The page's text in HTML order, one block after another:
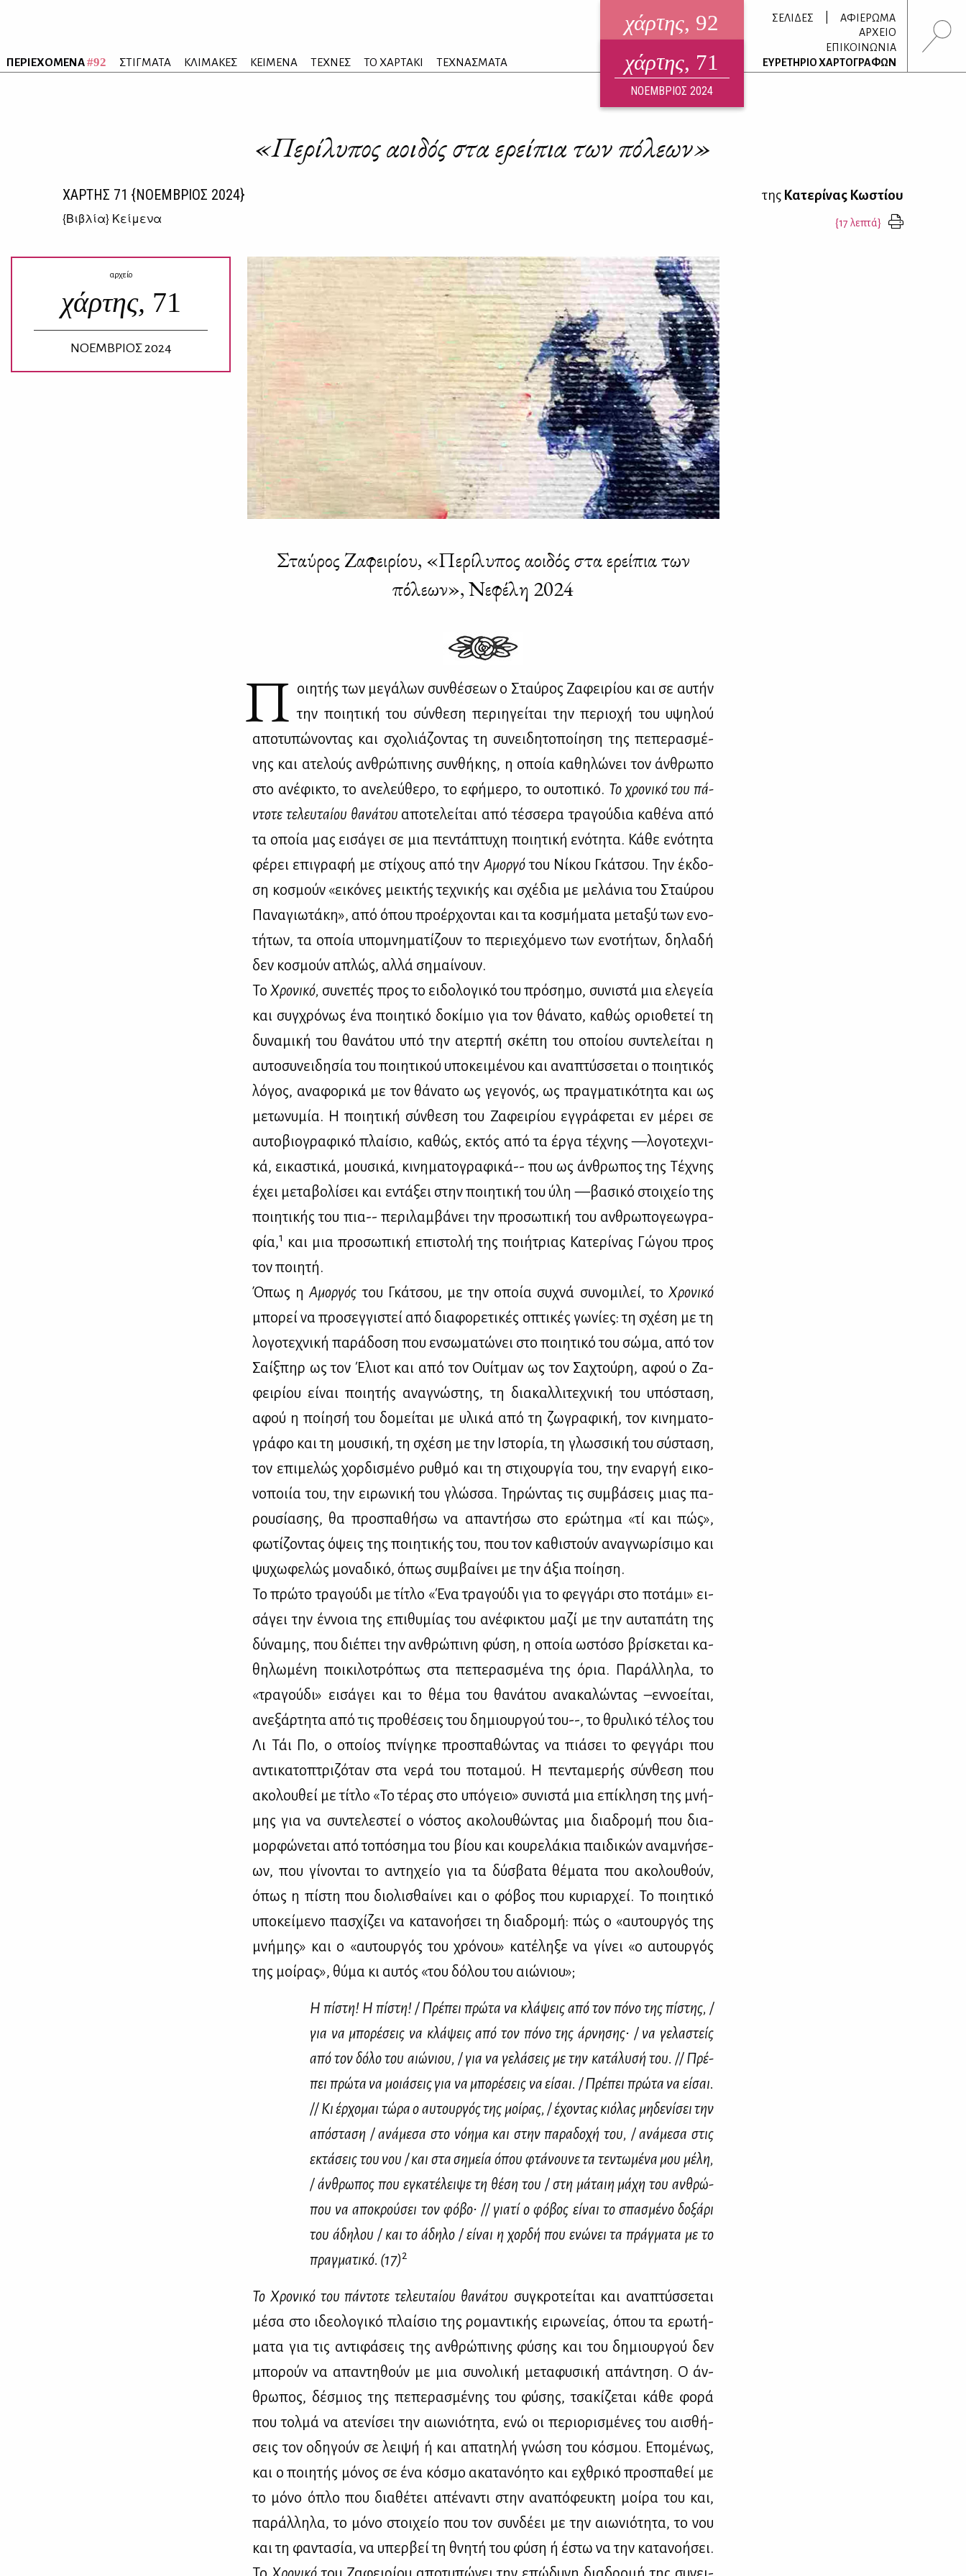
ΠΕΡΙΕΧΟΜΕΝΑ#92 ΣΤΙΓΜΑΤΑ ΚΛΙΜΑΚΕΣ ΚΕΙΜΕΝΑ ΤΕΧΝΕΣ ΤΟ ΧΑΡΤΑΚΙ ΤΕΧΝΑΣΜΑΤΑ
χάρτης, 92
ηλεκτρονικό περιοδικό
ΑΥΓΟΥΣΤΟΣ 2026
χάρτης, 71
ΝΟΕΜΒΡΙΟΣ 2024
ΣΕΛΙΔΕΣ
ΑΦΙΕΡΩΜΑ
ΑΡΧΕΙΟ
ΕΠΙΚΟΙΝΩΝΙΑ
ΕΥΡΕΤΗΡΙΟ ΧΑΡΤΟΓΡΑΦΩΝ
«Περίλυπος αοιδός στα ερείπια των πόλεων»
ΧΑΡΤΗΣ 71 {ΝΟΕΜΒΡΙΟΣ 2024}
{Βιβλία} Κείμενα
της Κατερίνας Κωστίου
{17 λεπτά}
αρχείο
χάρτης, 71
ΝΟΕΜΒΡΙΟΣ 2024
Σταύρος Ζαφειρίου, «Περίλυπος αοιδός στα ερείπια των
πόλεων», Νεφέλη 2024
Π οι­η­τής των με­γά­λων συν­θέ­σε­ων ο Σταύ­ρος Ζα­φει­ρί­ου και σε αυ­τήν
την ποι­η­τι­κή του σύν­θε­ση πε­ρι­η­γεί­ται την πε­ριο­χή του υψη­λού
απο­τυ­πώ­νο­ντας και σχο­λιά­ζο­ντας τη συ­νει­δη­το­ποί­η­ση της πε­πε­ρα­σμέ­
νης και ατε­λούς αν­θρώ­πι­νης συν­θή­κης, η οποία κα­θη­λώ­νει τον άν­θρω­πο
στο ανέ­φι­κτο, το ανε­λεύ­θε­ρο, το εφή­με­ρο, το ου­το­πι­κό. Το χρο­νι­κό του πά­
ντο­τε τε­λευ­ταί­ου θα­νά­του απο­τε­λεί­ται από τέσ­σε­ρα τρα­γού­δια κα­θέ­να από
τα οποία μας ει­σά­γει σε μια πε­ντά­πτυ­χη ποι­η­τι­κή ενό­τη­τα. Κά­θε ενό­τη­τα
φέ­ρει επι­γρα­φή με στί­χους από την Αμορ­γότου Νί­κου Γκά­τσου. Την έκ­δο­
ση κο­σμούν «ει­κό­νες μει­κτής τε­χνι­κής και σχέ­δια με με­λά­νια του Σταύ­ρου
Πα­να­γιω­τά­κη», από όπου προ­έρ­χο­νται και τα κο­σμή­μα­τα με­τα­ξύ των ενο­
τή­των, τα οποία υπο­μνη­μα­τί­ζουν το πε­ριε­χό­με­νο των ενο­τή­των, δη­λα­δή
δεν κο­σμούν απλώς, αλ­λά ση­μαί­νουν.
ΤοΧρο­νι­κό, συ­νε­πές προς το ει­δο­λο­γι­κό του πρό­ση­μο, συ­νι­στά μια ελε­γεία
και συγ­χρό­νως ένα ποι­η­τι­κό δο­κί­μιο για τον θά­να­το, κα­θώς οριο­θε­τεί τη
δυ­να­μι­κή του θα­νά­του υπό την ατερ­πή σκέ­πη του οποί­ου συ­ντε­λεί­ται η
αυ­το­συ­νει­δη­σία του ποι­η­τι­κού υπο­κει­μέ­νου και ανα­πτύσ­σε­ται ο ποι­η­τι­κός
λό­γος, ανα­φο­ρι­κά με τον θά­να­το ως γε­γο­νός, ως πραγ­μα­τι­κό­τη­τα και ως
με­τω­νυ­μία. Η ποι­η­τι­κή σύν­θε­ση του Ζα­φει­ρί­ου εγ­γρά­φε­ται εν μέ­ρει σε
αυ­το­βιο­γρα­φι­κό πλαί­σιο, κα­θώς, εκτός από τα έρ­γα τέ­χνης —λο­γο­τε­χνι­
κά, ει­κα­στι­κά, μου­σι­κά, κι­νη­μα­το­γρα­φι­κά-- που ως άν­θρω­πος της Τέ­χνης
έχει με­τα­βο­λί­σει και εντά­ξει στην ποι­η­τι­κή του ύλη —βα­σι­κό στοι­χείο της
ποι­η­τι­κής του πια-- πε­ρι­λαμ­βά­νει την προ­σω­πι­κή του αν­θρω­πο­γε­ω­γρα­
φία,1
και μια προ­σω­πι­κή επι­στο­λή της ποι­ή­τριας Κα­τε­ρί­νας Γώ­γου προς
τον ποι­η­τή.
Όπως ηΑμορ­γός του Γκά­τσου, με την οποία συ­χνά συ­νο­μι­λεί, τοΧρο­νι­κό
μπο­ρεί να προ­σεγ­γι­στεί από δια­φο­ρε­τι­κές οπτι­κές γω­νί­ες: τη σχέ­ση με τη
λο­γο­τε­χνι­κή πα­ρά­δο­ση που εν­σω­μα­τώ­νει στο ποι­η­τι­κό του σώ­μα, από τον
Σαίξ­πηρ ως τον Έλιοτ και από τον Ουί­τμαν ως τον Σα­χτού­ρη, αφού ο Ζα­
φει­ρί­ου εί­ναι ποι­η­τής ανα­γνώ­στης, τη δια­καλ­λι­τε­χνι­κή του υπό­στα­ση,
αφού η ποί­η­σή του δο­μεί­ται με υλι­κά από τη ζω­γρα­φι­κή, τον κι­νη­μα­το­
γρά­φο και τη μου­σι­κή, τη σχέ­ση με την Ιστο­ρία, τη γλωσ­σι­κή του σύ­στα­ση,
τον επι­με­λώς χορ­δι­σμέ­νο ρυθ­μό και τη στι­χουρ­γία του, την εναρ­γή ει­κο­
νο­ποι­ία του, την ει­ρω­νι­κή του γλώσ­σα. Τη­ρώ­ντας τις συμ­βά­σεις μιας πα­
ρου­σί­α­σης, θα προ­σπα­θή­σω να απα­ντή­σω στο ερώ­τη­μα «τί και πώς»,
φω­τί­ζο­ντας όψεις της ποι­η­τι­κής του, που τον κα­θι­στούν ανα­γνω­ρί­σι­μο και
ψυ­χω­φε­λώς μο­να­δι­κό, όπως συμ­βαί­νει με την άξια ποί­η­ση.
Το πρώ­το τρα­γού­δι με τί­τλο «Ένα τρα­γού­δι για το φεγ­γά­ρι στο πο­τά­μι» ει­
σά­γει την έν­νοια της επι­θυ­μί­ας του ανέ­φι­κτου μα­ζί με την αυ­τα­πά­τη της
δύ­να­μης, που διέ­πει την αν­θρώ­πι­νη φύ­ση, η οποία ωστό­σο βρί­σκε­ται κα­
θη­λω­μέ­νη ποι­κι­λο­τρό­πως στα πε­πε­ρα­σμέ­να της όρια. Πα­ράλ­λη­λα, το
«τρα­γού­δι» ει­σά­γει και το θέ­μα του θα­νά­του ανα­κα­λώ­ντας –εν­νο­εί­ται,
ανε­ξάρ­τη­τα από τις προ­θέ­σεις του δη­μιουρ­γού του--, το θρυ­λι­κό τέ­λος του
Λι Τάι Πο, ο οποί­ος πνί­γη­κε προ­σπα­θώ­ντας να πιά­σει το φεγ­γά­ρι που
αντι­κα­το­πτρι­ζό­ταν στα νε­ρά του πο­τα­μού. Η πε­ντα­με­ρής σύν­θε­ση που
ακο­λου­θεί με τί­τλο «Το τέ­ρας στο υπό­γειο» συ­νι­στά μια επί­κλη­ση της μνή­
μης για να συ­ντε­λε­στεί ο νό­στος ακο­λου­θώ­ντας μια δια­δρο­μή που δια­
μορ­φώ­νε­ται από το­πό­ση­μα του βί­ου και κου­ρε­λά­κια παι­δι­κών ανα­μνή­σε­
ων, που γί­νο­νται το αντη­χείο για τα δύ­σβα­τα θέ­μα­τα που ακο­λου­θούν,
όπως η πί­στη που διο­λι­σθαί­νει και ο φό­βος που κυ­ριαρ­χεί. Το ποι­η­τι­κό
υπο­κεί­με­νο πα­σχί­ζει να κα­τα­νο­ή­σει τη δια­δρο­μή: πώς ο «αυ­τουρ­γός της
μνή­μης» και ο «αυ­τουρ­γός του χρό­νου» κα­τέ­λη­ξε να γί­νει «ο αυ­τουρ­γός
της μοί­ρας», θύ­μα κι αυ­τός «του δό­λου του αιώ­νιου»;
Η πί­στη! Η πί­στη! / Πρέ­πει πρώ­τα να κλά­ψεις από τον πό­νο της πί­στης, /
για να μπο­ρέ­σεις να κλά­ψεις από τον πό­νο της άρ­νη­σης∙ / να γε­λα­στείς
από τον δό­λο του αιώ­νιου, / για να γε­λά­σεις με την κα­τά­λυ­σή του. // Πρέ­
πει πρώ­τα να μοιά­σεις για να μπο­ρέ­σεις να εί­σαι. / Πρέ­πει πρώ­τα να εί­σαι.
// Κι έρ­χο­μαι τώ­ρα ο αυ­τουρ­γός της μοί­ρας, / έχο­ντας κιό­λας μη­δε­νί­σει την
από­στα­ση / ανά­με­σα στο νό­η­μα και στην πα­ρα­δο­χή του, / ανά­με­σα στις
εκτά­σεις του νου / και στα ση­μεία όπου φτά­νου­νε τα τε­ντω­μέ­να μου μέ­λη,
/ άν­θρω­πος που εγκα­τέ­λει­ψε τη θέ­ση του / στη μά­ταιη μά­χη του αν­θρώ­
που να απο­κρού­σει τον φό­βο∙ // για­τί ο φό­βος εί­ναι το σπα­σμέ­νο δο­ξά­ρι
του άδη­λου / και το άδη­λο / εί­ναι η χορ­δή που ενώ­νει τα πράγ­μα­τα με το
πραγ­μα­τι­κό. (17)2
Το Χρο­νι­κό του πά­ντο­τε τε­λευ­ταί­ου θα­νά­του συ­γκρο­τεί­ται και ανα­πτύσ­σε­ται
μέ­σα στο ιδε­ο­λο­γι­κό πλαί­σιο της ρο­μα­ντι­κής ει­ρω­νεί­ας, όπου τα ερω­τή­
μα­τα για τις αντι­φά­σεις της αν­θρώ­πι­νης φύ­σης και του δη­μιουρ­γού δεν
μπο­ρούν να απα­ντη­θούν με μια συ­νο­λι­κή με­τα­φυ­σι­κή απά­ντη­ση. Ο άν­
θρω­πος, δέ­σμιος της πε­πε­ρα­σμέ­νης του φύ­σης, τσα­κί­ζε­ται κά­θε φο­ρά
που τολ­μά να ατε­νί­σει την αιω­νιό­τη­τα, ενώ οι πε­ριο­ρι­σμέ­νες του αι­σθή­
σεις τον οδη­γούν σε λει­ψή ή και απα­τη­λή γνώ­ση του κό­σμου. Επο­μέ­νως,
και ο ποι­η­τής μό­νος σε ένα κό­σμο ακα­τα­νό­η­το και εχθρι­κό προ­σπα­θεί με
το μό­νο όπλο που δια­θέ­τει απέ­να­ντι στην ανα­πό­φευ­κτη μοί­ρα του και,
πα­ράλ­λη­λα, το μό­νο στοι­χείο που τον συν­δέ­ει με την αιω­νιό­τη­τα, το νου
και τη φα­ντα­σία, να υπερ­βεί τη θνη­τή του φύ­ση ή έστω να την κα­τα­νο­ή­σει.